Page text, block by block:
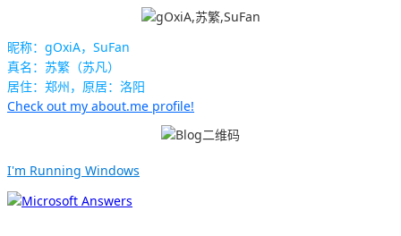
昵称：gOxiA，SuFan
真名：苏繁（苏凡）
居住：郑州，原居：洛阳
Check out my about.me profile!
I'm Running Windows